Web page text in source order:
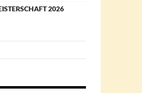
2026